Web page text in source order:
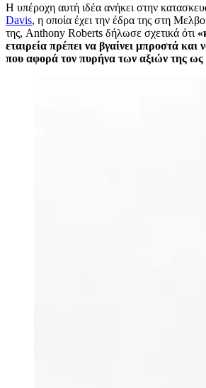
Η υπέροχη αυτή ιδέα ανήκει στην
Davis, η οποία έχει την έδρα της στη
της, Anthony Roberts δήλωσε σχετικά ότι
εταιρεία πρέπει να βγαίνει μπροστά
που αφορά τον πυρήνα των αξιών της ως